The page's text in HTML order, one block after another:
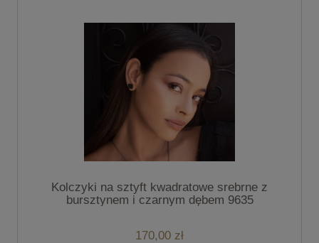
Kolczyki na sztyft kwadratowe srebrne z
bursztynem i czarnym dębem 9635
170,00 zł